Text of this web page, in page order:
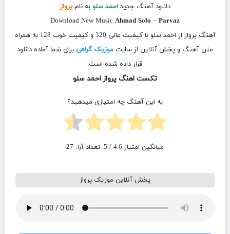
دانلود آهنگ جدیداحمد سلوبه نامپرواز
Download New Music Ahmad Solo – Parvaz
آهنگ پرواز از احمد سلو با کیفیت عالی 320 و کیفیت خوب 128 به همراه
متن آهنگ و پخش آنلاین از سایت موزیک گرافی برای شما آماده دانلود
قرار داده شده است.
تکست اهنگ پرواز احمد سلو
به این آهنگ چه امتیازی میدهید؟
میانگین امتیاز 4.6 / 5. تعداد آرا: 27
پخش آنلاین موزیک پرواز